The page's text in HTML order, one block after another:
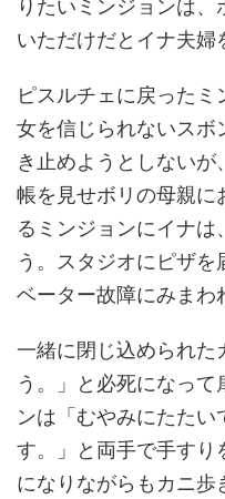
いただけだとイナ夫婦
ピスルチェに戻った
女を信じられないスボ
き止めようとしない
帳を見せボリの母親に
るミンジョンにイナ
う。スタジオにピザ
ベーター故障にみまわ
一緒に閉じ込められた
う。」と必死になっ
ンは「むやみにたた
す。」と両手で手すり
になりながらもカニ歩